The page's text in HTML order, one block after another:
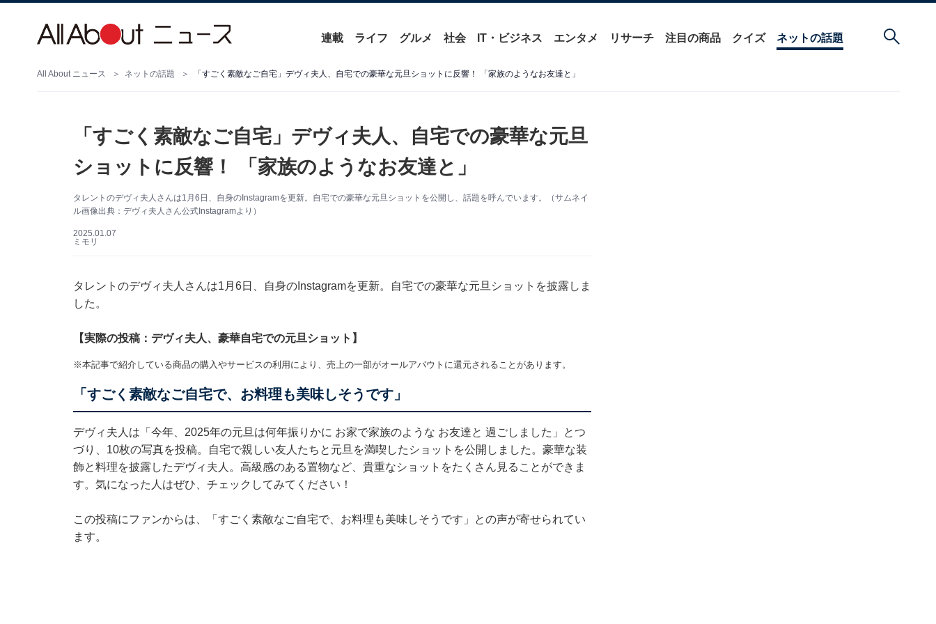
連載 ライフ グルメ 社会 IT・ビジネス エンタメ リサーチ 注目の商品 クイズ ネットの話題
All About ニュース ネットの話題 「すごく素敵なご自宅」デヴィ夫人、自宅での豪華な元旦ショットに反響！ 「家族のようなお友達と」
「すごく素敵なご自宅」デヴィ夫人、自宅での豪華な元旦
ショットに反響！ 「家族のようなお友達と」
タレントのデヴィ夫人さんは1月6日、自身のInstagramを更新。自宅での豪華な元旦ショットを公開し、話題を呼んでいます。（サムネイ
ル画像出典：デヴィ夫人さん公式Instagramより）
2025.01.07
ミモリ
タレントのデヴィ夫人さんは1月6日、自身のInstagramを更新。自宅での豪華な元旦ショットを披露しま
した。
【実際の投稿：デヴィ夫人、豪華自宅での元旦ショット】
※本記事で紹介している商品の購入やサービスの利用により、売上の一部がオールアバウトに還元されることがあります。
「すごく素敵なご自宅で、お料理も美味しそうです」
デヴィ夫人は「今年、2025年の元旦は何年振りかに お家で家族のような お友達と 過ごしました」とつ
づり、10枚の写真を投稿。自宅で親しい友人たちと元旦を満喫したショットを公開しました。豪華な装
飾と料理を披露したデヴィ夫人。高級感のある置物など、貴重なショットをたくさん見ることができま
す。気になった人はぜひ、チェックしてみてください！
この投稿にファンからは、「すごく素敵なご自宅で、お料理も美味しそうです」との声が寄せられてい
ます。